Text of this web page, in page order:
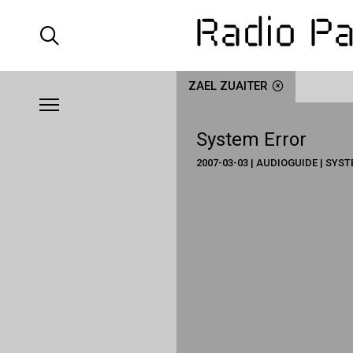
ZAEL ZUAITER
System Error
2007-03-03 | AUDIOGUIDE |